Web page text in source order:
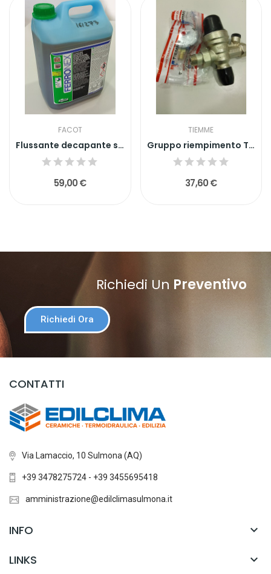
FACOT
Flussante decapante sciogliruggine 5L Ferronex...
59,00 €
TIEMME
Gruppo riempimento Tiemme 3170030
37,60 €
Richiedi Un Preventivo
Richiedi Ora
CONTATTI
Via Lamaccio, 10 Sulmona (AQ)
+39 3478275724 - +39 3455695418
amministrazione@edilclimasulmona.it
INFO 
LINKS 